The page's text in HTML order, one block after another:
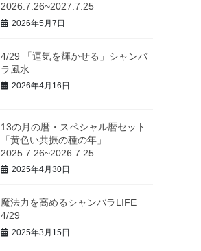
2026.7.26~2027.7.25
2026年5月7日
4/29 「運気を輝かせる」シャンバ
ラ風水
2026年4月16日
13の月の暦・スペシャル暦セット
「黄色い共振の種の年」
2025.7.26~2026.7.25
2025年4月30日
魔法力を高めるシャンバラLIFE
4/29
2025年3月15日